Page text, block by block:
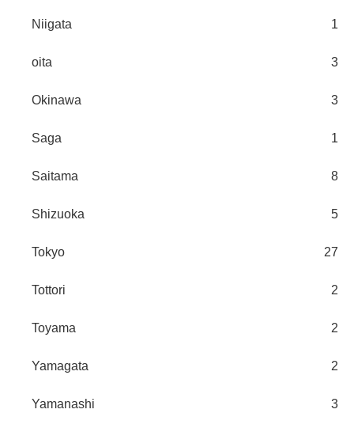
Niigata 1
oita 3
Okinawa 3
Saga 1
Saitama 8
Shizuoka 5
Tokyo 27
Tottori 2
Toyama 2
Yamagata 2
Yamanashi 3